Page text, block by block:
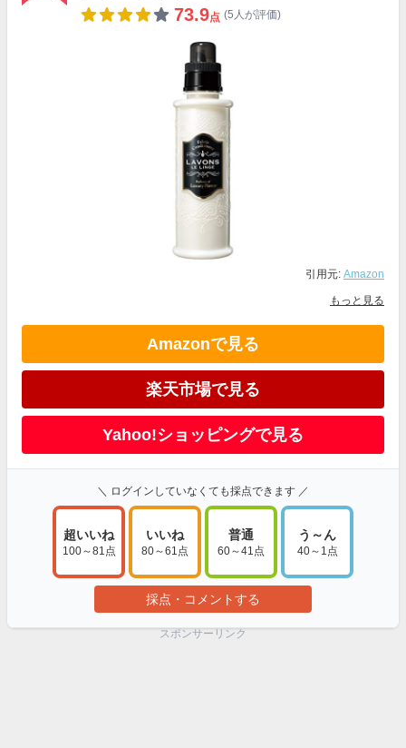
73.9点 (5人が評価)
引用元: Amazon
もっと見る
Amazonで見る
楽天市場で見る
Yahoo!ショッピングで見る
＼ ログインしていなくても採点できます ／
超いいね
100～81点
いいね
80～61点
普通
60～41点
う～ん
40～1点
採点・コメントする
スポンサーリンク